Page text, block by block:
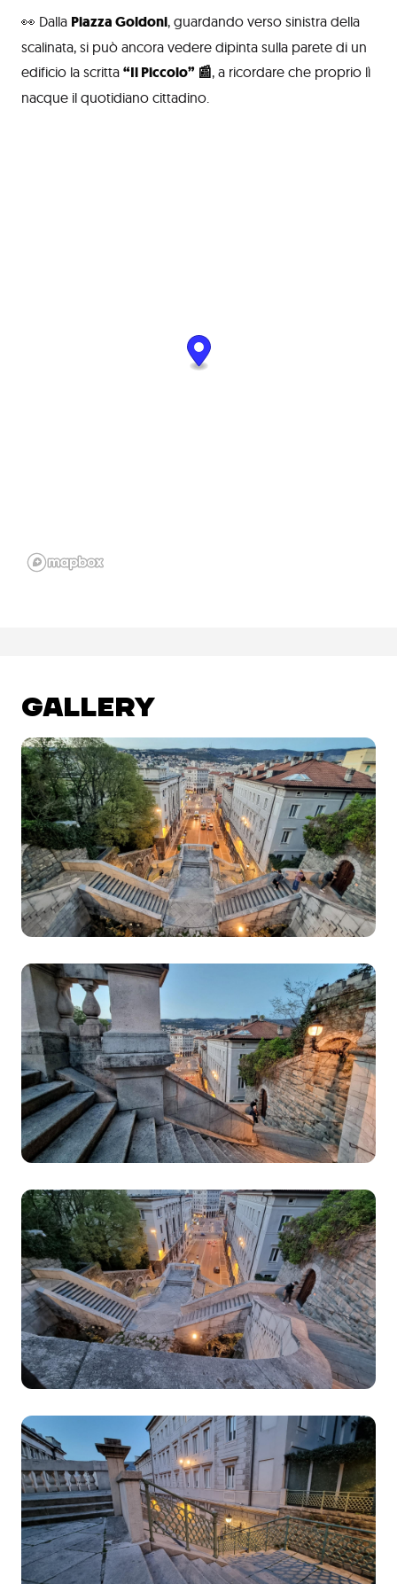
👀 Dalla Piazza Goldoni, guardando verso sinistra della
scalinata, si può ancora vedere dipinta sulla parete di un
edificio la scritta “Il Piccolo” 📰, a ricordare che proprio lì
nacque il quotidiano cittadino.
GALLERY